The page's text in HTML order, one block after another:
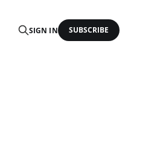
SIGN IN SUBSCRIBE